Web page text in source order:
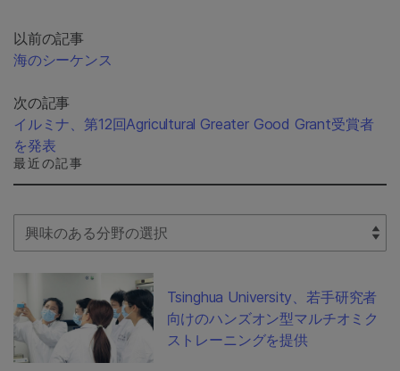
以前の記事
海のシーケンス
次の記事
イルミナ、第12回Agricultural Greater Good Grant受賞者
を発表
最近の記事
Select Filter
Tsinghua University、若手研究者
向けのハンズオン型マルチオミク
ストレーニングを提供